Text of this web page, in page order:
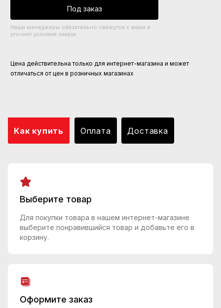
Под заказ
Наши менеджеры обязательно свяжутся с вами и
уточнят условия заказа
Цена действительна только для интернет-магазина и может
отличаться от цен в розничных магазинах
Как купить Оплата Доставка
Выберите товар
Для покупки товара в нашем интернет-магазине
выберите понравившийся товар и добавьте его в
корзину.
Оформите заказ